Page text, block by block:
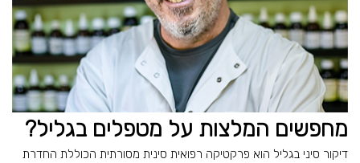
מחפשים המלצות על מטפלים בגליל?
דיקור סיני בגליל הוא פרקטיקה רפואית סינית מסורתית הכוללת החדרת